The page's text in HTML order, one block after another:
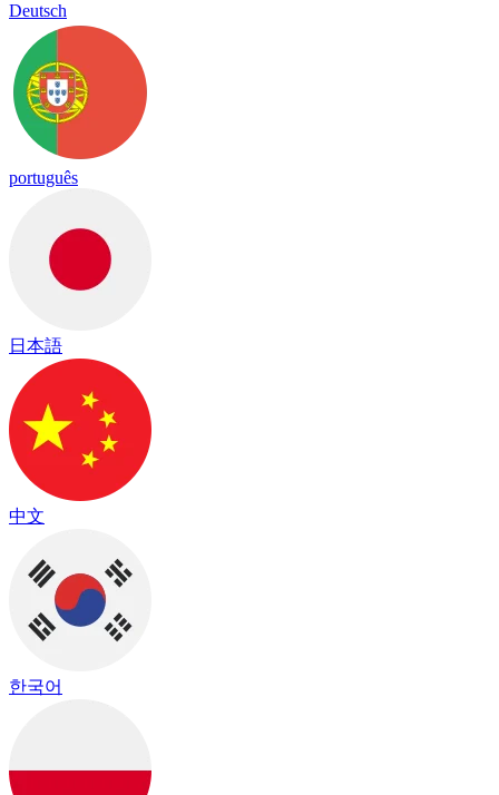
Deutsch
português
日本語
中文
한국어